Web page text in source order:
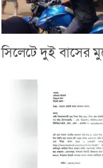
সিলেটে দুই বাসের